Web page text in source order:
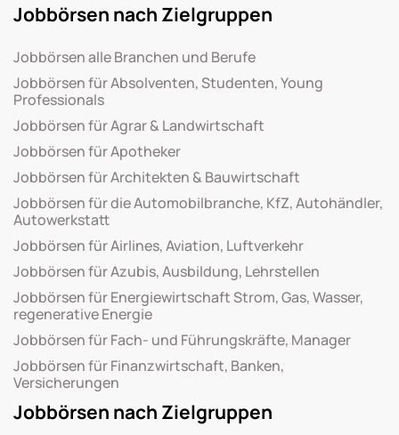
Jobbörsen nach Zielgruppen
Jobbörsen alle Branchen und Berufe
Jobbörsen für Absolventen, Studenten, Young
Professionals
Jobbörsen für Agrar & Landwirtschaft
Jobbörsen für Apotheker
Jobbörsen für Architekten & Bauwirtschaft
Jobbörsen für die Automobilbranche, KfZ, Autohändler,
Autowerkstatt
Jobbörsen für Airlines, Aviation, Luftverkehr
Jobbörsen für Azubis, Ausbildung, Lehrstellen
Jobbörsen für Energiewirtschaft Strom, Gas, Wasser,
regenerative Energie
Jobbörsen für Fach- und Führungskräfte, Manager
Jobbörsen für Finanzwirtschaft, Banken,
Versicherungen
Jobbörsen nach Zielgruppen